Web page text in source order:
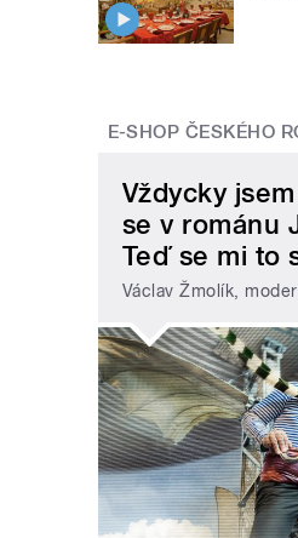
E-SHOP ČESKÉHO
Vždycky
se v románu
Teď se mi to
Václav Žmolík,